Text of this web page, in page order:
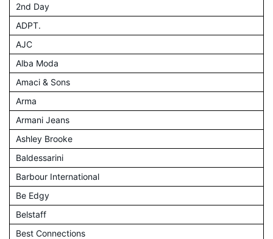
2nd Day
ADPT.
AJC
Alba Moda
Amaci & Sons
Arma
Armani Jeans
Ashley Brooke
Baldessarini
Barbour International
Be Edgy
Belstaff
Best Connections